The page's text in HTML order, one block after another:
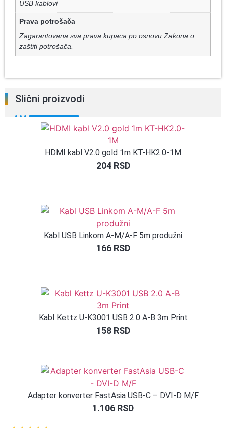
USB kablovi
Prava potrošača
Zagarantovana sva prava kupaca po osnovu Zakona o
zaštiti potrošača.
Slični proizvodi
HDMI kabl V2.0 gold 1m KT-HK2.0-1M
204 RSD
Kabl USB Linkom A-M/A-F 5m produžni
166 RSD
Kabl Kettz U-K3001 USB 2.0 A-B 3m Print
158 RSD
Adapter konverter FastAsia USB-C – DVI-D M/F
1.106 RSD